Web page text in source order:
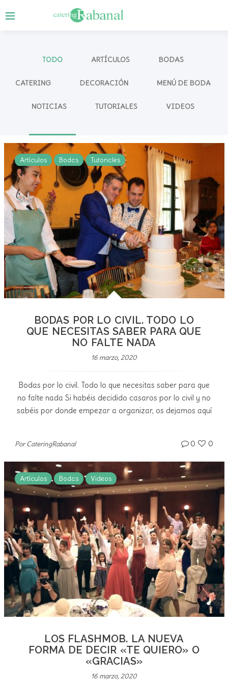
TODO ARTÍCULOS BODAS
CATERING DECORACIÓN MENÚ DE BODA
NOTICIAS TUTORIALES VIDEOS
Artículos Bodas Tutoriales
BODAS POR LO CIVIL. TODO LO
QUE NECESITAS SABER PARA QUE
NO FALTE NADA
16 marzo, 2020
Bodas por lo civil. Todo lo que necesitas saber para que
no falte nada Si habéis decidido casaros por lo civil y no
sabéis por donde empezar a organizar, os dejamos aquí
preparativos amenos y vistosos, la parte administrativa
es fundamental para que no surja ningún problema.
Papeles que necesitarás tener preparados DNI original y
y fotocopia, pasaporte o documento de residencia.
Empadronamiento de los novios. Se solicita en el
ayuntamiento. Si habéis vivido en el extranjero deberéis
pedirlo en el consulado del país en cuestión. Declaración
jurada de estado civil de soltería. Solicitándolo en el
Registro Civil. Certificado literal de nacimiento de los dos
miembros. Solicitándolo también en el Registro Civil. Si
alguno de los dos es viudo, necesitareis el certificado
literal del matrimonio anterior y el de defunción del
cónyugue fallecido. Instancia del Registro Civil. Testigos
El papel de los testigos es dar fé de que ambos os casáis
etapas del proceso. Los testigos son necesarios para la
tramitación del expediente. Son necesarios al menos dos
testigos para el acta matrimonial. Pueden ser amigos o
familiares, o aquellas personas que deseéis que os
Por CateringRabanal 0
0
Artículos Bodas Videos
LOS FLASHMOB. LA NUEVA
FORMA DE DECIR «TE QUIERO» O
«GRACIAS»
16 marzo, 2020